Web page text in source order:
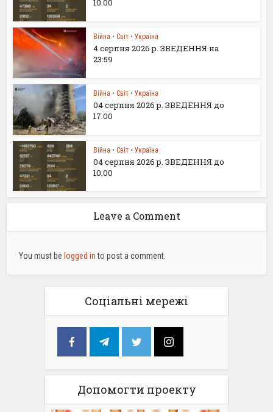
10.00
Війна • Світ • Україна
4 серпня 2026 р. ЗВЕДЕННЯ на
23:59
Війна • Світ • Україна
04 серпня 2026 р. ЗВЕДЕННЯ до
17.00
Війна • Світ • Україна
04 серпня 2026 р. ЗВЕДЕННЯ до
10.00
Leave a Comment
You must be logged into post a comment.
Соціальні мережі
Допомогти проекту